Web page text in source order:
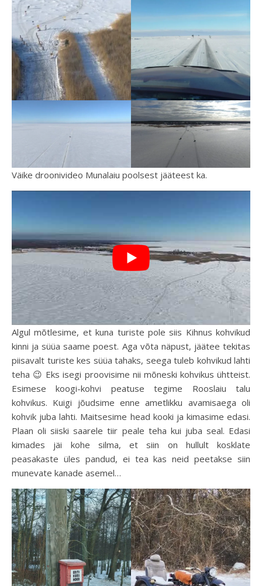
Väike droonivideo Munalaiu poolsest jääteest ka.
Algul mõtlesime, et kuna turiste pole siis Kihnus kohvikud
kinni ja süüa saame poest. Aga võta näpust, jäätee tekitas
piisavalt turiste kes süüa tahaks, seega tuleb kohvikud lahti
teha 😉 Eks isegi proovisime nii mõneski kohvikus ühtteist.
Esimese koogi-kohvi peatuse tegime Rooslaiu talu
kohvikus. Kuigi jõudsime enne ametlikku avamisaega oli
kohvik juba lahti. Maitsesime head kooki ja kimasime edasi.
Plaan oli siiski saarele tiir peale teha kui juba seal. Edasi
kimades jäi kohe silma, et siin on hullult kosklate
peasakaste üles pandud, ei tea kas neid peetakse siin
munevate kanade asemel…